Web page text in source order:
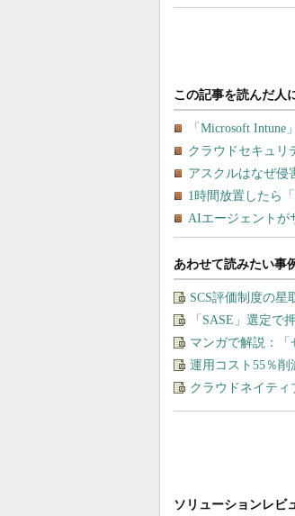
あわせて読みたい事
SCS評価制度の星
「SASE」選定
マンガで解説：「
運用コスト55％
クラウドネイティ